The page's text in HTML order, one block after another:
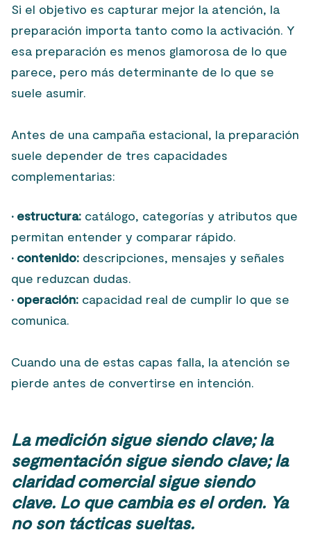
Si el objetivo es capturar mejor la atención, la
preparación importa tanto como la activación. Y
esa preparación es menos glamorosa de lo que
parece, pero más determinante de lo que se
suele asumir.
Antes de una campaña estacional, la preparación
suele depender de tres capacidades
complementarias:
· estructura: catálogo, categorías y atributos que
permitan entender y comparar rápido.
· contenido: descripciones, mensajes y señales
que reduzcan dudas.
· operación: capacidad real de cumplir lo que se
comunica.
Cuando una de estas capas falla, la atención se
pierde antes de convertirse en intención.
La medición sigue siendo clave; la
segmentación sigue siendo clave; la
claridad comercial sigue siendo
clave. Lo que cambia es el orden. Ya
no son tácticas sueltas.